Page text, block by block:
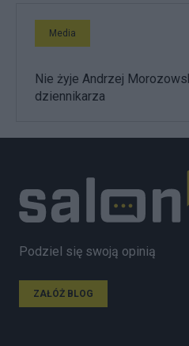
Media
Nie żyje Andrzej
dziennikarza
Podziel się swoją opinią
ZAŁÓŻ BLOG